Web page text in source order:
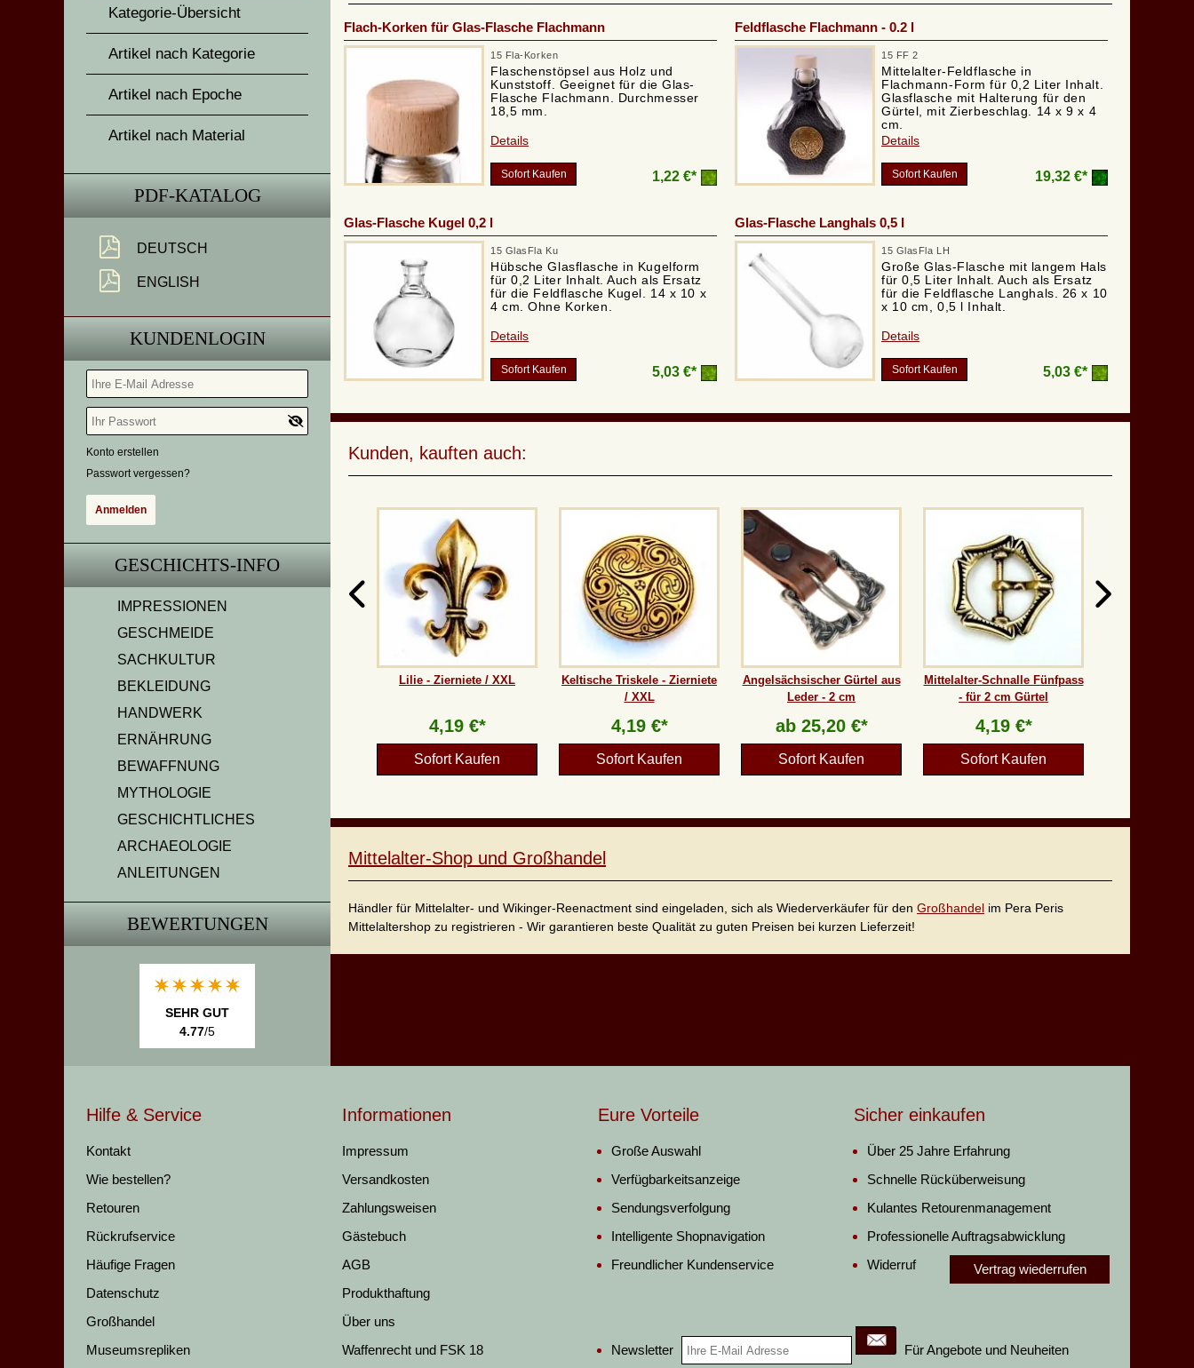
Kategorie-Übersicht
Artikel nach Kategorie
Artikel nach Epoche
Artikel nach Material
PDF-KATALOG
DEUTSCH
ENGLISH
KUNDENLOGIN
Konto erstellen
Passwort vergessen?
GESCHICHTS-INFO
IMPRESSIONEN
GESCHMEIDE
SACHKULTUR
BEKLEIDUNG
HANDWERK
ERNÄHRUNG
BEWAFFNUNG
MYTHOLOGIE
GESCHICHTLICHES
ARCHAEOLOGIE
ANLEITUNGEN
BEWERTUNGEN
SEHR GUT
4.77/5
Flach-Korken für Glas-Flasche Flachmann
15 Fla-Korken
Flaschenstöpsel aus Holz und
Kunststoff. Geeignet für die Glas-
Flasche Flachmann. Durchmesser
18,5 mm.
Details
Sofort Kaufen 1,22 €*
Feldflasche Flachmann - 0.2 l
15 FF 2
Mittelalter-Feldflasche in
Flachmann-Form für 0,2 Liter Inhalt.
Glasflasche mit Halterung für den
Gürtel, mit Zierbeschlag. 14 x 9 x 4
cm.
Details
Sofort Kaufen 19,32 €*
Glas-Flasche Kugel 0,2 l
15 GlasFla Ku
Hübsche Glasflasche in Kugelform
für 0,2 Liter Inhalt. Auch als Ersatz
für die Feldflasche Kugel. 14 x 10 x
4 cm. Ohne Korken.
Details
Sofort Kaufen 5,03 €*
Glas-Flasche Langhals 0,5 l
15 GlasFla LH
Große Glas-Flasche mit langem Hals
für 0,5 Liter Inhalt. Auch als Ersatz
für die Feldflasche Langhals. 26 x 10
x 10 cm, 0,5 l Inhalt.
Details
Sofort Kaufen 5,03 €*
Kunden, kauften auch:
Lilie - Zierniete / XXL
4,19 €*
Sofort Kaufen
Keltische Triskele - Zierniete
/ XXL
4,19 €*
Sofort Kaufen
Angelsächsischer Gürtel aus
Leder - 2 cm
ab 25,20 €*
Sofort Kaufen
Mittelalter-Schnalle Fünfpass
- für 2 cm Gürtel
4,19 €*
Sofort Kaufen
Mittelalter-Shop und Großhandel
Händler für Mittelalter- und Wikinger-Reenactment sind eingeladen, sich als Wiederverkäufer für den Großhandel im Pera Peris
Mittelaltershop zu registrieren - Wir garantieren beste Qualität zu guten Preisen bei kurzen Lieferzeit!
Hilfe & Service
Kontakt
Wie bestellen?
Retouren
Rückrufservice
Häufige Fragen
Datenschutz
Großhandel
Museumsrepliken
Informationen
Impressum
Versandkosten
Zahlungsweisen
Gästebuch
AGB
Produkthaftung
Über uns
Waffenrecht und FSK 18
Eure Vorteile
Große Auswahl
Verfügbarkeitsanzeige
Sendungsverfolgung
Intelligente Shopnavigation
Freundlicher Kundenservice
Newsletter Für Angebote und Neuheiten
Sicher einkaufen
Über 25 Jahre Erfahrung
Schnelle Rücküberweisung
Kulantes Retourenmanagement
Professionelle Auftragsabwicklung
Widerruf
Vertrag wiederrufen